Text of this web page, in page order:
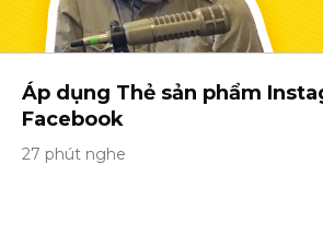
Áp dụng Thẻ sản phẩm
Facebook
27 phút nghe